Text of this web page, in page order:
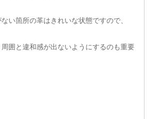
い箇所の革はきれいな状態ですので、
囲と違和感が出ないようにするのも重要